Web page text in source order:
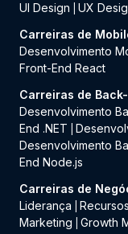
UI Design
UX
Carreiras de
Desenvolvimento
Front-End React
Carreiras de
Desenvolvimento
End .NET
Desenvolvimento
End Node.js
Carreiras de
Liderança
Marketing
Growth